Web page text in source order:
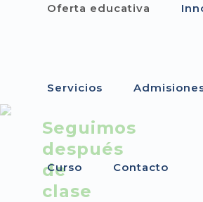
Oferta educativa
Servicios
Curso Contacto
Seguimos
después
de
clase